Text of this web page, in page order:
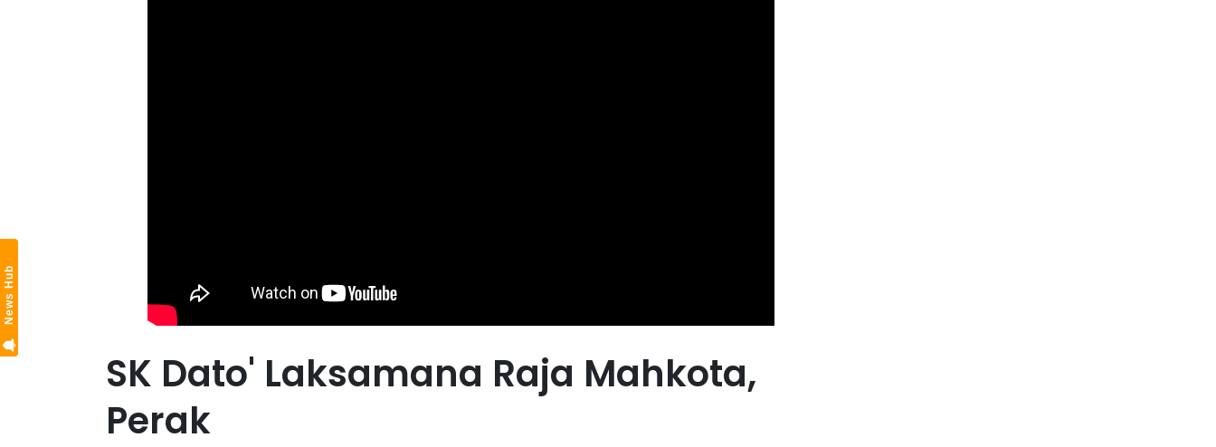
SK Dato' Laksamana Raja Mahkota,
Perak
News Hub